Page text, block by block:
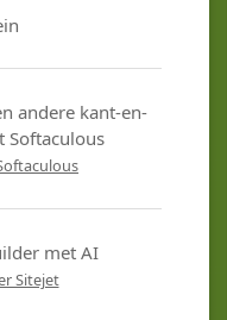
andere kant-en-
Softaculous
met AI
Sitejet